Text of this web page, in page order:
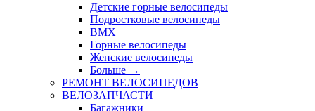
Детские горные велосипеды
Подростковые велосипеды
BMX
Горные велосипеды
Женские велосипеды
Больше →
РЕМОНТ ВЕЛОСИПЕДОВ
ВЕЛОЗАПЧАСТИ
Багажники